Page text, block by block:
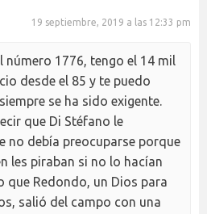
19 septiembre, 2019 a las 12:33 pm
número 1776, tengo el 14 mil
desde el 85 y te puedo
se ha sido exigente.
que Di Stéfano le
no debía preocuparse porque
les piraban si no lo hacían
que Redondo, un Dios para
salió del campo con una